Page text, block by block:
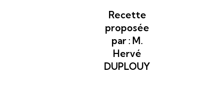
Recette
proposée
par : M.
Hervé
DUPLOUY